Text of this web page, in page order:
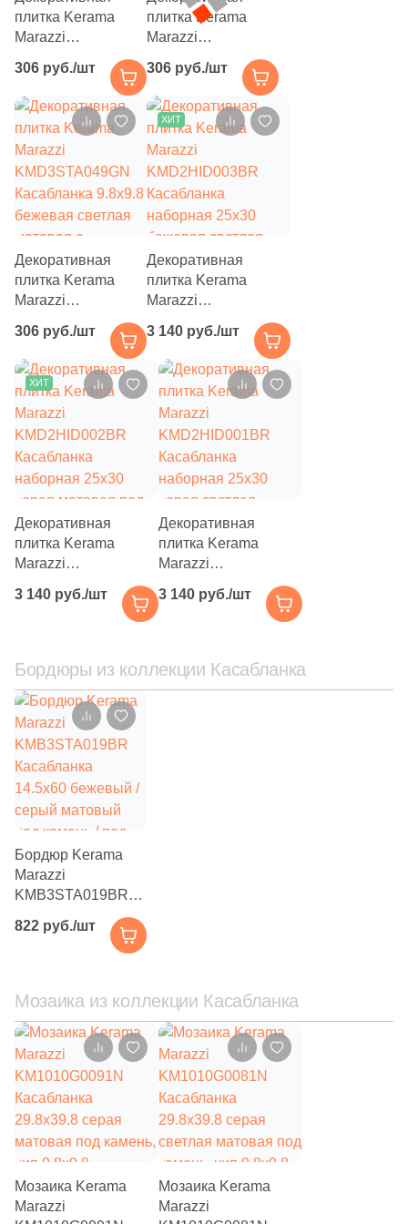
плитка Kerama
Marazzi
KMD3STA050GN
Касабланка 9.8x9.8
серая светлая
матовая с
орнаментом
306 руб./шт
плитка Kerama
Marazzi
KMD3STA051GN
Касабланка 9.8x9.8
серая матовая с
орнаментом
306 руб./шт
Декоративная
плитка Kerama
Marazzi
KMD3STA049GN
Касабланка 9.8x9.8
бежевая светлая
матовая с
орнаментом
306 руб./шт
ХИТ
Декоративная
плитка Kerama
Marazzi
Касабланка
наборная 25x30
бежевая светлая
матовая под камень
/ под мозаику
3 140 руб./шт
ХИТ
Декоративная
плитка Kerama
Marazzi
Касабланка
камень / под мозаику
3 140 руб./шт
Декоративная
плитка Kerama
Marazzi
Касабланка
матовая под камень
/ под мозаику
3 140 руб./шт
Бордюры из коллекции Касабланка
Бордюр Kerama
Marazzi
KMB3STA019BR
14.5x60 бежевый /
серый матовый
мозаику
822 руб./шт
Мозаика из коллекции Касабланка
Мозаика Kerama
Marazzi
Мозаика Kerama
Marazzi